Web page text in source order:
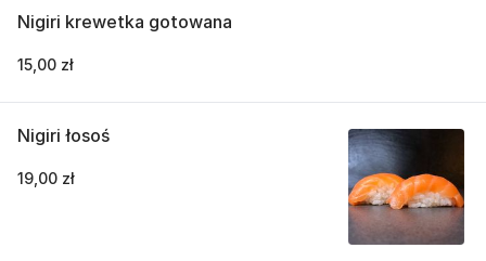
Nigiri krewetka gotowana
15,00 zł
Nigiri łosoś
19,00 zł